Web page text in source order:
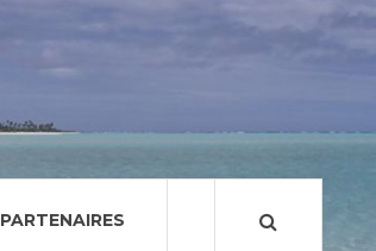
PARTENAIRES